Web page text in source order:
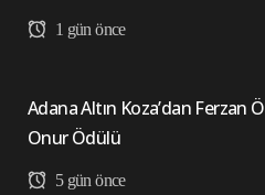
1 gün önce
Adana Altın Koza’dan Ferzan
Onur Ödülü
5 gün önce